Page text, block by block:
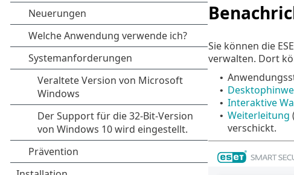
Sie können die
verwalten. Dort
•
•
• Interaktive
• Weiterleitung
verschickt.